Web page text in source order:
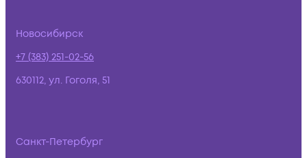
Новосибирск
+7 (383) 251-02-56
630112, ул. Гоголя, 51
Санкт-Петербург